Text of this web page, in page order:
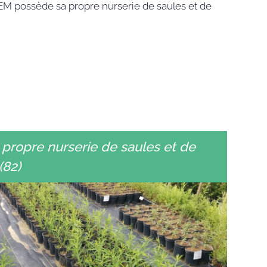
possède sa propre nurserie de saules et de
nurserie de saules et de